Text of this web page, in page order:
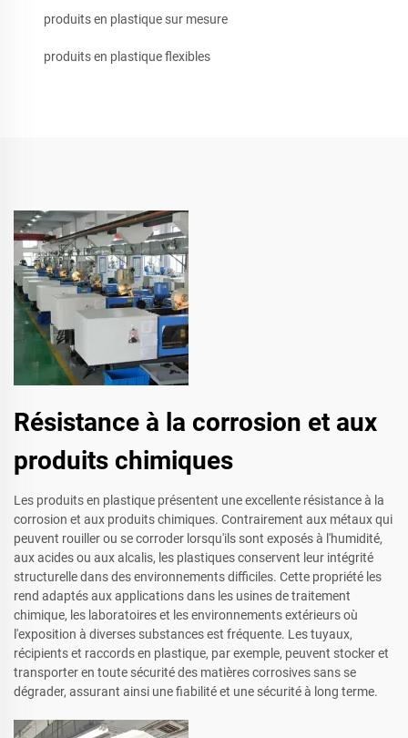
produits en plastique sur mesure
produits en plastique flexibles
Résistance à la corrosion et aux
produits chimiques
Les produits en plastique présentent une excellente résistance à la
corrosion et aux produits chimiques. Contrairement aux métaux qui
peuvent rouiller ou se corroder lorsqu'ils sont exposés à l'humidité,
aux acides ou aux alcalis, les plastiques conservent leur intégrité
structurelle dans des environnements difficiles. Cette propriété les
rend adaptés aux applications dans les usines de traitement
chimique, les laboratoires et les environnements extérieurs où
l'exposition à diverses substances est fréquente. Les tuyaux,
récipients et raccords en plastique, par exemple, peuvent stocker et
transporter en toute sécurité des matières corrosives sans se
dégrader, assurant ainsi une fiabilité et une sécurité à long terme.